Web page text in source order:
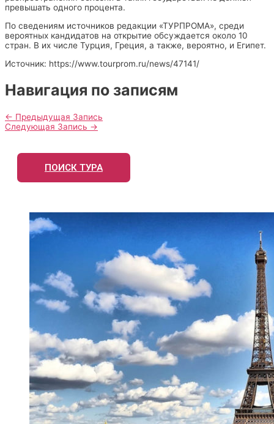
превышать одного процента.
По сведениям источников редакции «ТУРПРОМА», среди
вероятных кандидатов на открытие обсуждается около 10
стран. В их числе Турция, Греция, а также, вероятно, и Египет.
Источник: https://www.tourprom.ru/news/47141/
Навигация по записям
← Предыдущая Запись
Следующая Запись →
ПОИСК ТУРА